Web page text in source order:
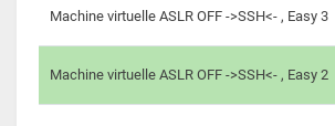
Machine virtuelle ASLR OFF ->SSH<- , Easy 3
Machine virtuelle ASLR OFF ->SSH<- , Easy 2